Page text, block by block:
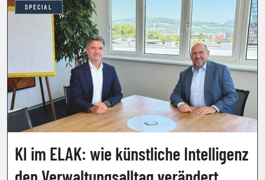
SPECIAL
KI im ELAK: wie künstliche Intelligenz